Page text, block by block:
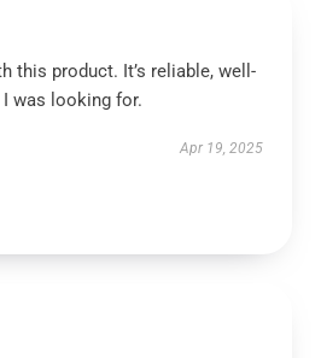
this product. It’s reliable, well-
was looking for.
Apr 19, 2025